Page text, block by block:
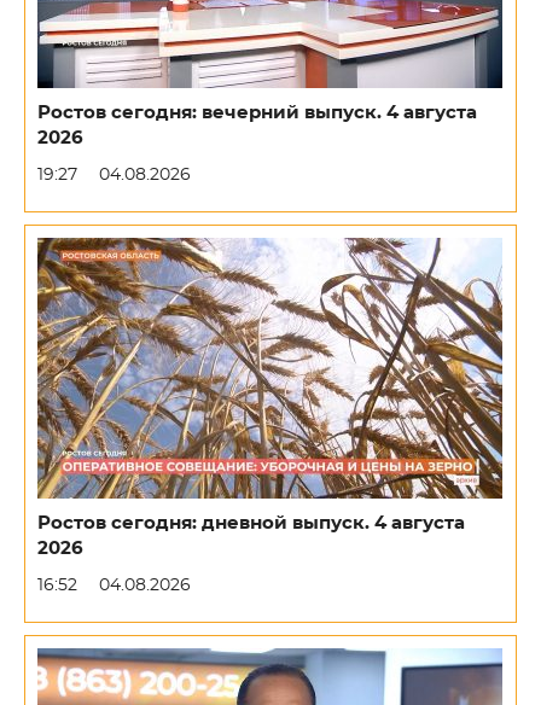
Ростов сегодня: вечерний выпуск. 4 августа
2026
19:27 04.08.2026
Ростов сегодня: дневной выпуск. 4 августа
2026
16:52 04.08.2026